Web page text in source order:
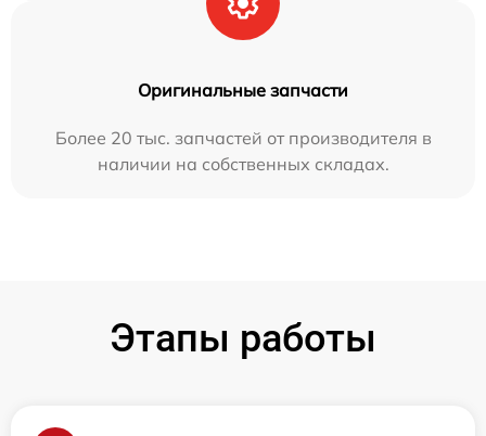
Оригинальные запчасти
Более 20 тыс. запчастей от производителя в
наличии на собственных складах.
Этапы работы